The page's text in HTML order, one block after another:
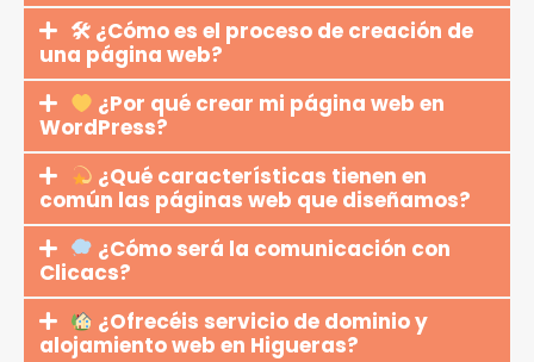
🛠 ¿Cómo es el proceso de creación de
una página web?
¿Por qué crear mi página web en
WordPress?
¿Qué características tienen en
común las páginas web que diseñamos?
¿Cómo será la comunicación con
Clicacs?
¿Ofrecéis servicio de dominio y
alojamiento web en Higueras?